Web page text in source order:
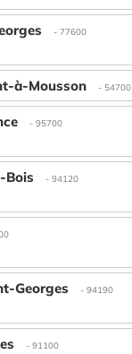
- 77600
à-Mousson - 54700
- 95700
Bois - 94120
Georges - 94190
- 91100